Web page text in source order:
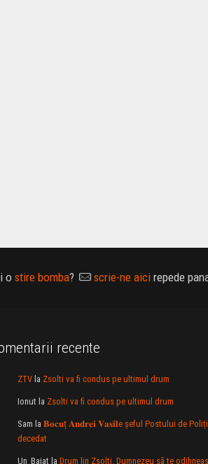
ostire bomba? scrie-ne aicirepede
recente
ZTVla Zsolti va fi condus pe ultimul drum
Ionut la Zsolti va fi condus pe ultimul drum
Sam la 𝐁𝐨𝐜𝐮ț 𝐀𝐧𝐝𝐫𝐞𝐢 𝐕𝐚𝐬𝐢𝐥e şeful Postului de
decedat
Un_Baiat la Drum lin Zsolti. Dumnezeu sã te